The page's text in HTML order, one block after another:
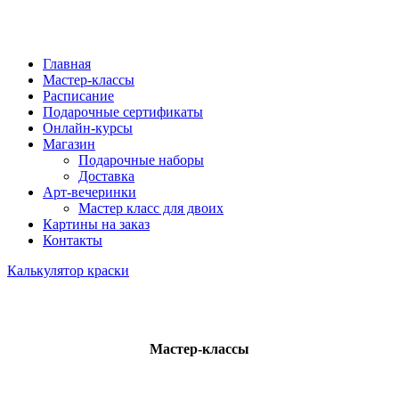
Главная
Мастер-классы
Расписание
Подарочные сертификаты
Онлайн-курсы
Магазин
Подарочные наборы
Доставка
Арт-вечеринки
Мастер класс для двоих
Картины на заказ
Контакты
Калькулятор краски
Мастер-классы